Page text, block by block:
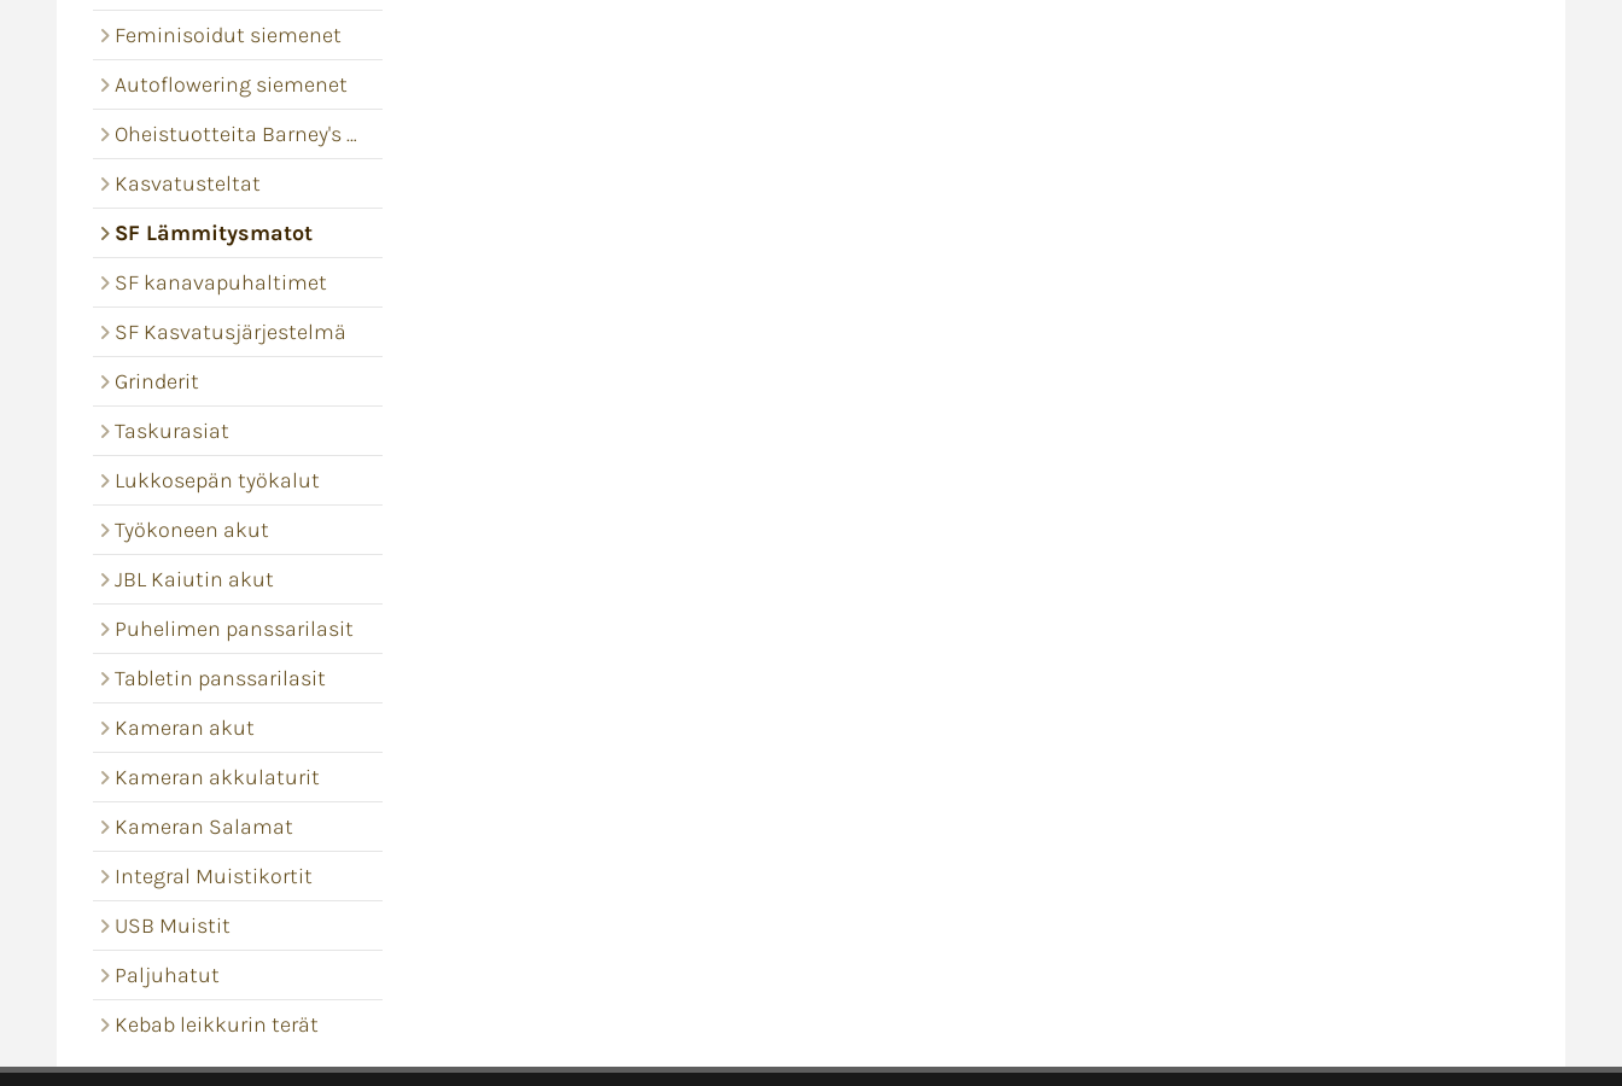
Feminisoidut siemenet
Autoflowering siemenet
Oheistuotteita Barney's Farm
Kasvatusteltat
SF Lämmitysmatot
SF kanavapuhaltimet
SF Kasvatusjärjestelmä
Grinderit
Taskurasiat
Lukkosepän työkalut
Työkoneen akut
JBL Kaiutin akut
Puhelimen panssarilasit
Tabletin panssarilasit
Kameran akut
Kameran akkulaturit
Kameran Salamat
Integral Muistikortit
USB Muistit
Paljuhatut
Kebab leikkurin terät